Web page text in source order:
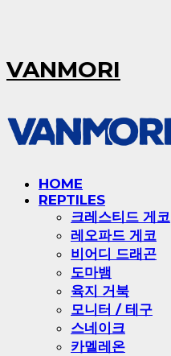
VANMORI
HOME
REPTILES
크레스티드 게코
레오파드 게코
비어디 드래곤
도마뱀
육지 거북
모니터 / 테구
스네이크
카멜레온